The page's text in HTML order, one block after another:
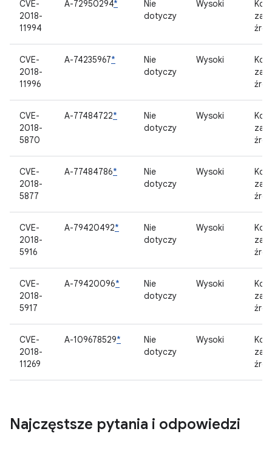
CVE-
2018-
11994
A-72950294*
Nie
dotyczy
Wysoki
CVE-
2018-
11996
A-74235967*
Nie
dotyczy
Wysoki
CVE-
2018-
5870
A-77484722*
Nie
dotyczy
Wysoki
CVE-
2018-
5877
A-77484786*
Nie
dotyczy
Wysoki
CVE-
2018-
5916
A-79420492*
Nie
dotyczy
Wysoki
CVE-
2018-
5917
A-79420096*
Nie
dotyczy
Wysoki
CVE-
2018-
11269
A-109678529*
Nie
dotyczy
Wysoki
Najczęstsze pytania i odpowiedzi